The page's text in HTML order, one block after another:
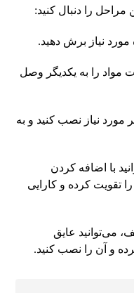
مراحل را دنبال کنید:
مورد نیاز برش دهید.
مواد را به یکدیگر وصل
مورد نیاز نصب کنید و به
با اضافه کردن
تقویت کرده و کارایی
می‌توانید عایق
و آن را نصب کنید.